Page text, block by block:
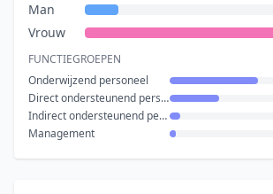
Man
Vrouw
FUNCTIEGROEPEN
Onderwijzend personeel
Direct ondersteunend personeel
Indirect ondersteunend personeel
Management